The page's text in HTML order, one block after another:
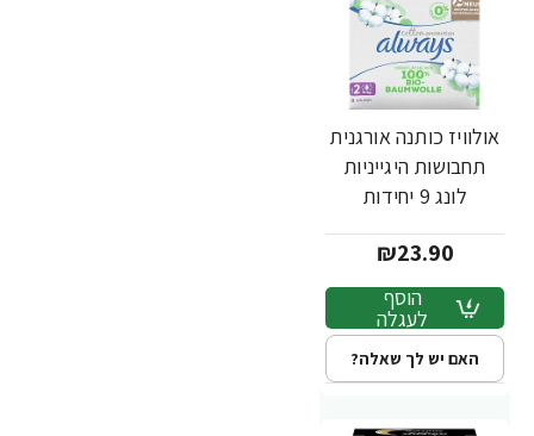
אולוויז כותנה אורגנית
תחבושות היגייניות
לונג 9 יחידות
₪23.90
הוסף
לעגלה
האם יש לך שאלה?